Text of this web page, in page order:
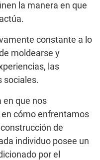
la manera en que
constante a lo
moldearse y
las
sociales.
en que nos
cómo enfrentamos
de
individuo posee un
por el